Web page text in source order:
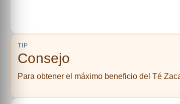
TIP
Consejo
Para obtener el máximo beneficio del Té